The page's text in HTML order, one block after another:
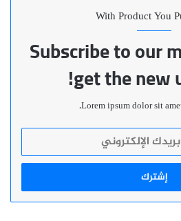
With Product You
Subscribe to our
get the new
Lorem ipsum dolor sit